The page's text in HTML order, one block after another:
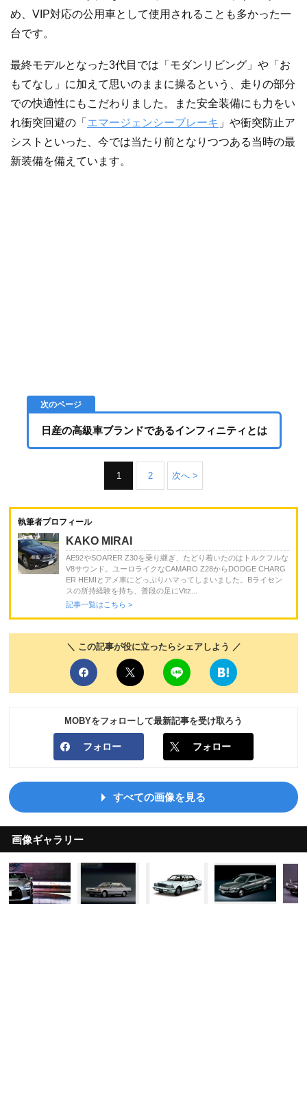
め、VIP対応の公用車として使用されることも多かった一
台です。
最終モデルとなった3代目では「モダンリビング」や「お
もてなし」に加えて思いのままに操るという、走りの部分
での快適性にもこだわりました。また安全装備にも力をい
れ衝突回避の「 エマージェンシーブレーキ 」や衝突防止ア
シストといった、今では当たり前となりつつある当時の最
新装備を備えています。
日産の高級車ブランドであるインフィニティとは
1 2 次へ >
執筆者プロフィール
KAKO MIRAI
AE92やSOARER Z30を乗り継ぎ、たどり着いたのはトルクフルな
V8サウンド。ユーロライクなCAMARO Z28からDODGE CHARG
ER HEMIとアメ車にどっぷりハマってしまいました。Bライセン
スの所持経験を持ち、普段の足にVitz...
記事一覧はこちら >
＼ この記事が役に立ったらシェアしよう ／
MOBYをフォローして最新記事を受け取ろう
フォロー フォロー
すべての画像を見る
画像ギャラリー